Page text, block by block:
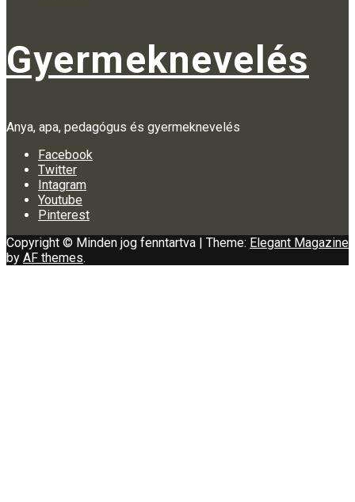
Gyermeknevelés
Anya, apa, pedagógus és gyermeknevelés
Facebook
Twitter
Intagram
Youtube
Pinterest
Copyright © Minden jog fenntartva
Theme: Elegant Magazine
by AF themes.